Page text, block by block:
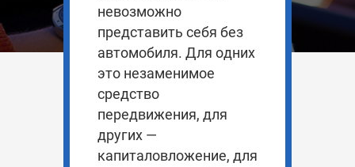
невозможно
представить себя без
автомобиля. Для одних
это незаменимое
средство
передвижения, для
других —
капиталовложение, для